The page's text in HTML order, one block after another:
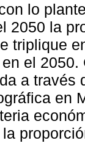
lo
2050 la
triplique
el
a través
en